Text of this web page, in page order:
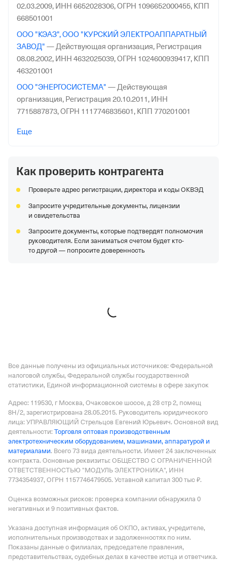
02.03.2009, ИНН 6652028306,ОГРН 1096652000455, КПП
668501001
ООО "КЭАЗ", ООО "КУРСКИЙ ЭЛЕКТРОАППАРАТНЫЙ
ЗАВОД" — Действующая организация, Регистрация
08.08.2002, ИНН 4632025039,ОГРН 1024600939417, КПП
463201001
ООО "ЭНЕРГОСИСТЕМА" — Действующая
организация, Регистрация 20.10.2011, ИНН
7715887873,ОГРН 1117746835601, КПП 770201001
ООО "ВОЛКИС СКАЙВИЖН"
ООО "Транстелесофт"
— Действующая организация,
1117746203046,КПП 772701001
ООО "СПК-МАГИСТРАЛЬ"—Действующая
организация,
7728579178,ОГРН 1067746490514,КПП 263501001
ООО "Кис"—Действующая организация,
КПП 781901001
Еще
Как проверить контрагента
Проверьте адрес регистрации, директора и коды ОКВЭД
Запросите учредительные документы, лицензии
и свидетельства
Запросите документы, которые подтвердят полномочия
руководителя. Если заниматься счетом будет кто-
то другой — попросите доверенность
Все данные получены из официальных источников: Федеральной
налоговой службы, Федеральной службы государственной
статистики, Единой информационной системы в сфере закупок
Адрес: 119530, г Москва, Очаковское шоссе, д 28 стр 2, помещ
8Н/2, зарегистрирована 28.05.2015. Руководитель юридического
лица: УПРАВЛЯЮЩИЙ Стрельцов Евгений Юрьевич. Основной вид
деятельности: Торговля оптовая производственным
электротехническим оборудованием, машинами, аппаратурой и
материалами. Всего 73 вида деятельности. Имеет 24 заключенных
контракта. Основные реквизиты: ОБЩЕСТВО С ОГРАНИЧЕННОЙ
ОТВЕТСТВЕННОСТЬЮ "МОДУЛЬ ЭЛЕКТРОНИКА", ИНН
7734354937, ОГРН 1157746479505. Уставной капитал 300 тыс ₽.
Оценка возможных рисков: проверка компании обнаружила 0
негативных и 9 позитивных фактов.
Указана доступная информация об ОКПО, активах, учредителе,
исполнительных производствах и задолженностях по ним.
Показаны данные о филиалах, председателе правления,
представительствах, судебных делах в качестве истца и ответчика.